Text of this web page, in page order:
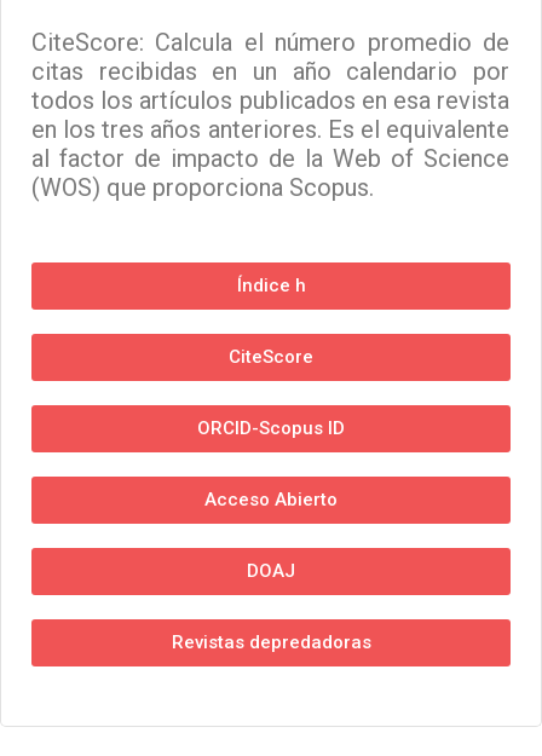
CiteScore: Calcula el número promedio de
citas recibidas en un año calendario por
todos los artículos publicados en esa revista
en los tres años anteriores. Es el equivalente
al factor de impacto de la Web of Science
(WOS) que proporciona Scopus.
Índice h
CiteScore
ORCID-Scopus ID
Acceso Abierto
DOAJ
Revistas depredadoras